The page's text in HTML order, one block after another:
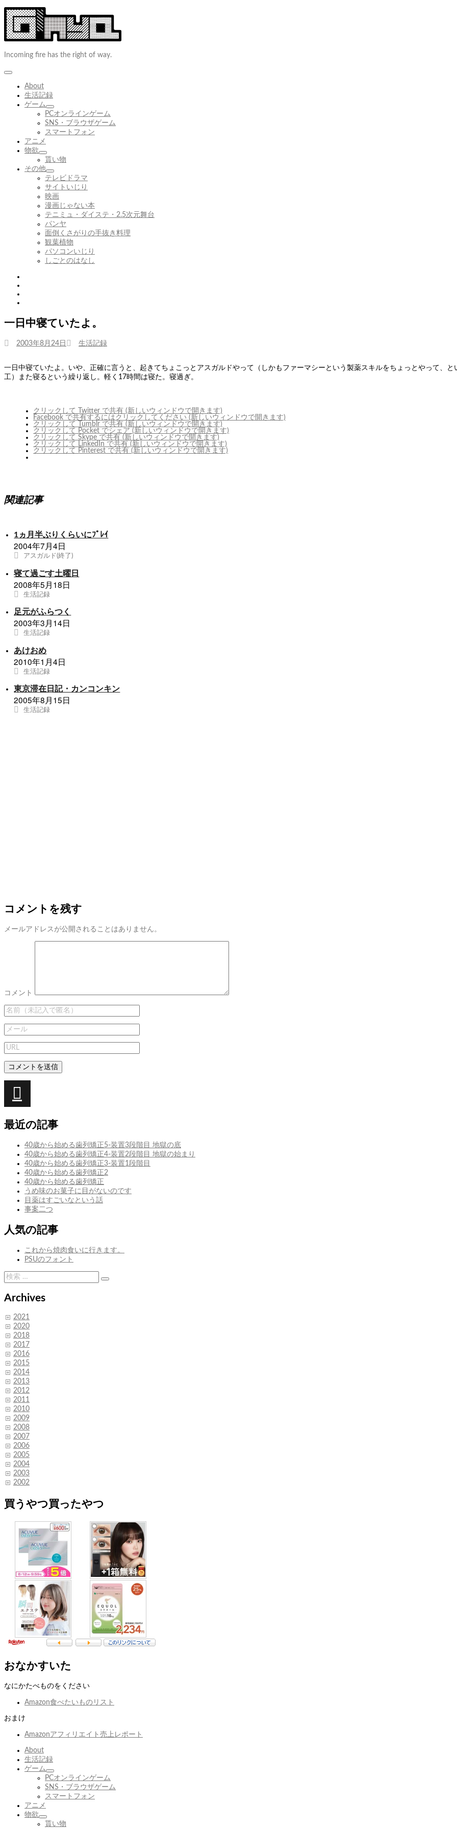
コ
ン
テ
ン
へ
キ
Incoming fire has the right of way.
About
生活記録
ゲーム
サ
ブ
メ
ー
展
開
PCオンラインゲーム
SNS・ブラウザゲーム
スマートフォン
アニメ
物欲
サ
ブ
メ
ニ
ュ
ー
を
展
開
貰い物
その他
サ
ブ
メ
ニ
ュ
ー
を
展
開
テレビドラマ
サイトいじり
映画
漫画じゃない本
テニミュ・ダイステ・2.5次元舞台
パンヤ
面倒くさがりの手抜き料理
観葉植物
パソコンいじり
しごとのはなし
一日中寝ていたよ。
投
2003年8月24日
カ
リ
ー
生活記録
一日中寝ていたよ。いや、正確に言うと、起きてちょこっとアスガルドやって（しかもファーマシーという製薬スキルをちょっとやって、
工）また寝るという繰り返し。軽く17時間は寝た。寝過ぎ。
クリックして Twitter で共有 (新しいウィンドウで開きます)
Facebook で共有するにはクリックしてください (新しいウィンドウで開きます)
クリックして Tumblr で共有 (新しいウィンドウで開きます)
クリックして Pocket でシェア (新しいウィンドウで開きます)
クリックして Skype で共有 (新しいウィンドウで開きます)
クリックして LinkedIn で共有 (新しいウィンドウで開きます)
クリックして Pinterest で共有 (新しいウィンドウで開きます)
関連記事
1ヵ月半ぶりくらいにﾌﾟﾚｲ
2004年7月4日
アスガルド(終了)
寝て過ごす土曜日
2008年5月18日
生活記録
足元がふらつく
2003年3月14日
生活記録
あけおめ
2010年1月4日
生活記録
東京滞在日記・カンコンキン
2005年8月15日
生活記録
コメントを残す
メールアドレスが公開されることはありません。
コメント
投
稿
ビ
の
投
と
ら
関
西
組
最近の記事
40歳から始める歯列矯正5-装置3段階目 地獄の底
40歳から始める歯列矯正4-装置2段階目 地獄の始まり
40歳から始める歯列矯正3-装置1段階目
40歳から始める歯列矯正2
40歳から始める歯列矯正
うめ味のお菓子に目がないのです
目薬はすごいなという話
事案二つ
人気の記事
これから焼肉食いに行きます。
PSUのフォント
検
索:
Archives
2021
2020
2018
2017
2016
2015
2014
2013
2012
2011
2010
2009
2008
2007
2006
2005
2004
2003
2002
買うやつ買ったやつ
おなかすいた
なにかたべものをください
Amazon食べたいものリスト
おまけ
Amazonアフィリエイト売上レポート
About
生活記録
ゲーム
サ
ブ
メ
ー
PCオンラインゲーム
SNS・ブラウザゲーム
スマートフォン
アニメ
物欲
サ貰い物